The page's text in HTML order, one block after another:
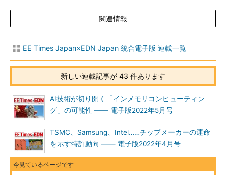
関連情報
EE Times Japan×EDN Japan 統合電子版 連載一覧
新しい連載記事が 43 件あります
AI技術が切り開く「インメモリコンピューティン
グ」の可能性 ―― 電子版2022年5月号
TSMC、Samsung、Intel……チップメーカーの運命
を示す特許動向 ―― 電子版2022年4月号